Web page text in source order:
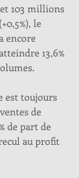
103 millions
le
encore
13,6%
est toujours
de
de part de
au profit